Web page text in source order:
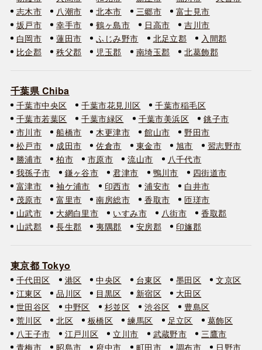
志木市
八潮市 北本市 三郷市
富士見市
坂戸市
幸手市 鶴ヶ島市 日高市
吉川市
白岡市
蓮田市 ふじみ野市 北足立郡
入間郡
比企郡
秩父郡 児玉郡 南埼玉郡 北葛飾郡
千葉県 Chiba
千葉市中央区 千葉市花見川区
千葉市稲毛区
千葉市若葉区
千葉市緑区 千葉市美浜区
銚子市
市川市
船橋市 木更津市 館山市
野田市
松戸市
成田市 佐倉市 東金市 旭市
習志野市
勝浦市
柏市 市原市 流山市
八千代市
我孫子市
鎌ヶ谷市 君津市 鴨川市
四街道市
富津市
袖ケ浦市 印西市 浦安市
白井市
茂原市
富里市 南房総市 香取市
匝瑳市
山武市
大網白里市 いすみ市 八街市
香取郡
山武郡
長生郡 夷隅郡 安房郡 印旛郡
東京都 Tokyo
千代田区 港区 中央区 台東区 墨田区
文京区
江東区
品川区 目黒区 新宿区
大田区
世田谷区
中野区 杉並区 渋谷区
豊島区
荒川区
北区 板橋区 練馬区 足立区
葛飾区
八王子市
江戸川区 立川市 武蔵野市
三鷹市
青梅市
昭島市 府中市 町田市 調布市
日野市